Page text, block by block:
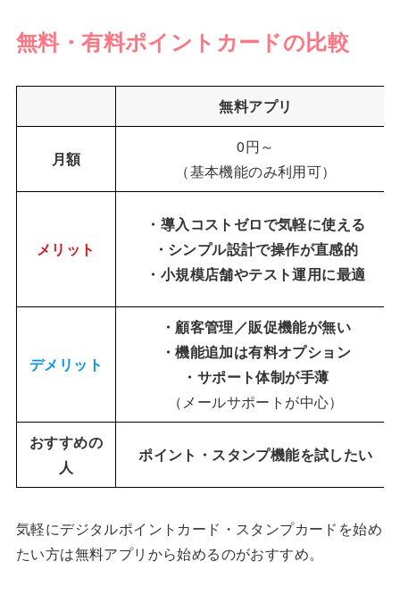
無料・有料ポイントカードの比較
無料アプリ
月額
0円～
（基本機能のみ利用可）
メリット
・導入コストゼロで気軽に使える
・シンプル設計で操作が直感的
・小規模店舗やテスト運用に最適
デメリット
・顧客管理／販促機能が無い
・機能追加は有料オプション
・サポート体制が手薄
（メールサポートが中心）
おすすめの
人
ポイント・スタンプ機能を試したい
気軽にデジタルポイントカード・スタンプカードを始め
たい方は無料アプリから始めるのがおすすめ。